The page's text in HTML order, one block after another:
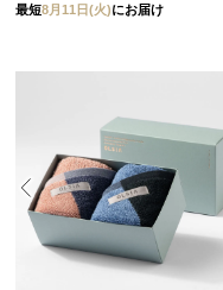
最短8月11日(火)にお届け